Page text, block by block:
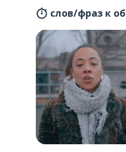
слов/фраз к